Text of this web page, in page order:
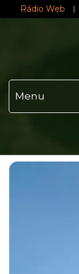
Rádio Web
Menu